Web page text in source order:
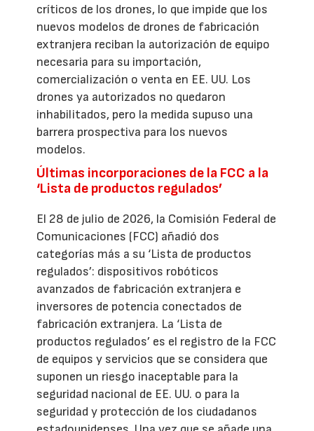
críticos de los drones, lo que impide que los
nuevos modelos de drones de fabricación
extranjera reciban la autorización de equipo
necesaria para su importación,
comercialización o venta en EE. UU. Los
drones ya autorizados no quedaron
inhabilitados, pero la medida supuso una
barrera prospectiva para los nuevos
modelos.
Últimas incorporaciones de la FCC a la
‘Lista de productos regulados’
El 28 de julio de 2026, la Comisión Federal de
Comunicaciones (FCC) añadió dos
categorías más a su ‘Lista de productos
regulados’: dispositivos robóticos
avanzados de fabricación extranjera e
inversores de potencia conectados de
fabricación extranjera. La ‘Lista de
productos regulados’ es el registro de la FCC
de equipos y servicios que se considera que
suponen un riesgo inaceptable para la
seguridad nacional de EE. UU. o para la
seguridad y protección de los ciudadanos